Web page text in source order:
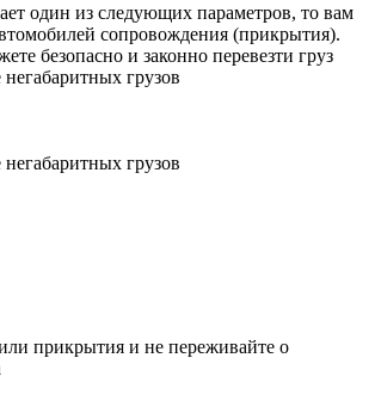
один из следующих параметров, то вам
сопровождения (прикрытия).
безопасно и законно перевезти груз
прикрытия и не переживайте о